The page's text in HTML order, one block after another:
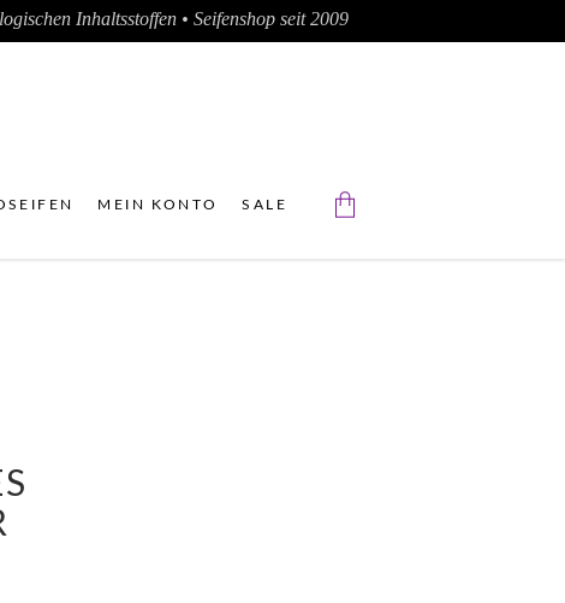
Inhaltsstoffen • Seifenshop seit 2009
MEIN KONTO SALE